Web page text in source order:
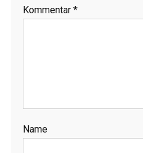
Kommentar *
Name